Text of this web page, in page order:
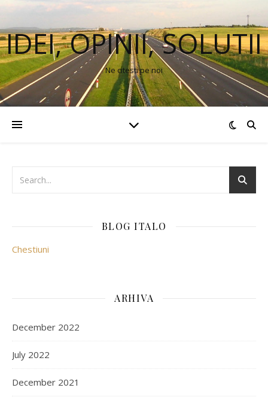
IDEI, OPINII, SOLUTII
Ne citesti pe noi
BLOG ITALO
Chestiuni
ARHIVA
December 2022
July 2022
December 2021